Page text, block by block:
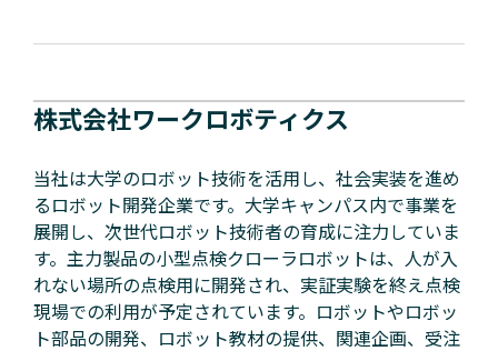
株式会社ワークロボティクス
当社は大学のロボット技術を活用し、社会実装を進め
るロボット開発企業です。大学キャンパス内で事業を
展開し、次世代ロボット技術者の育成に注力していま
す。主力製品の小型点検クローラロボットは、人が入
れない場所の点検用に開発され、実証実験を終え点検
現場での利用が予定されています。ロボットやロボッ
ト部品の開発、ロボット教材の提供、関連企画、受注